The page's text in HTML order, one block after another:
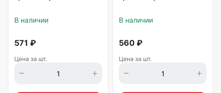
В наличии
571 ₽
Цена за шт.
В наличии
560 ₽
Цена за шт.